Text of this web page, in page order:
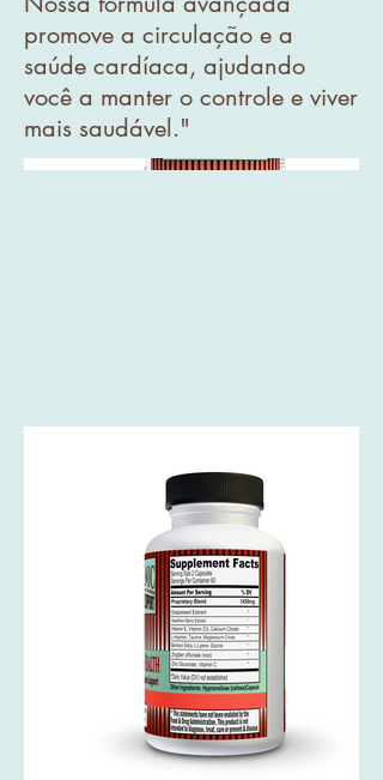
promove a circulação e a
saúde cardíaca, ajudando
você a manter o controle e viver
mais saudável."